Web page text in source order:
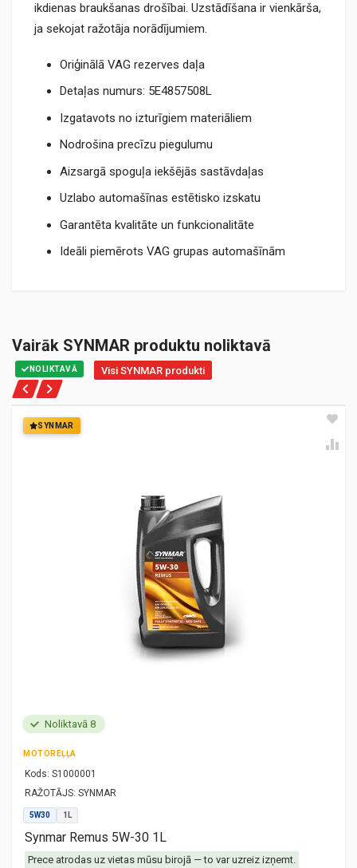
ikdienas braukšanas drošībai. Uzstādīšana ir vienkārša,
ja sekojat ražotāja norādījumiem.
Oriģinālā VAG rezerves daļa
Detaļas numurs: 5E4857508L
Izgatavots no izturīgiem materiāliem
Nodrošina precīzu piegulumu
Aizsargā spoguļa iekšējās sastāvdaļas
Uzlabo automašīnas estētisko izskatu
Garantēta kvalitāte un funkcionalitāte
Ideāli piemērots VAG grupas automašīnām
Vairāk SYNMAR produktu noliktavā
NOLIKTAVĀ Visi SYNMAR produkti
SYNMAR
Noliktavā 8
MOTOREĻĻA
Kods: S1000001
RAŽOTĀJS: SYNMAR
5W30 1L
Synmar Remus 5W-30 1L
Prece atrodas uz vietas mūsu birojā — to var uzreiz izņemt.